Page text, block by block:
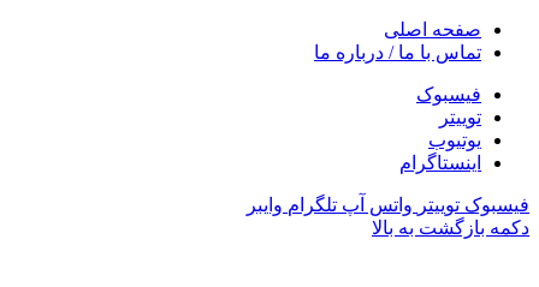
صفحه اصلی
تماس با ما / درباره ما
فیسبوک
توییتر
یوتیوب
اینستاگرام
فیسبوک توییتر واتس آپ تلگرام وایبر
دکمه بازگشت به بالا